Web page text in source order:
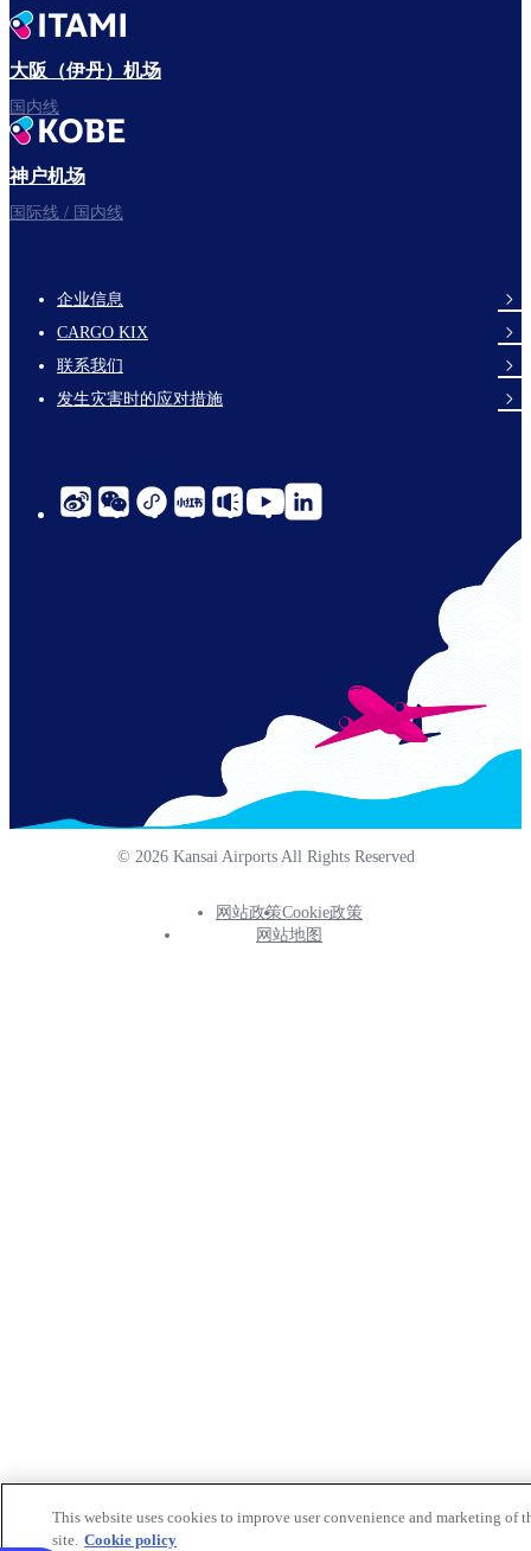
大阪（伊丹）机场
国内线
神户机场
国际线 / 国内线
footer-
links-
en-
企业信息
CARGO KIX
联系我们
发生灾害时的应对措施
social-
© 2026 Kansai Airports All Rights Reserved
Footer
网站政策Cookie政策
网站地图
This website uses cookies to improve user convenience and marketing of
site. Cookie policy